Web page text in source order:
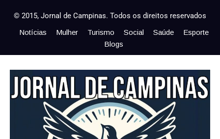
© 2015, Jornal de Campinas. Todos os direitos reservados
Notícias Mulher Turismo Social Saúde
Esporte
Blogs